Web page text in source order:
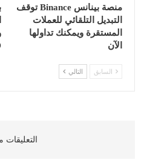
منصة بينانس Binance توقف
التبديل التلقائي للعملات
المستقرة ويمكنك تداولها
الآن
السابق التالي
التعليقات